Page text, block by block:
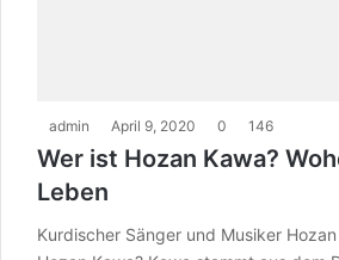
admin April 9, 2020 0 146
Wer ist Hozan Kawa?
Leben
Kurdischer Sänger und Musiker